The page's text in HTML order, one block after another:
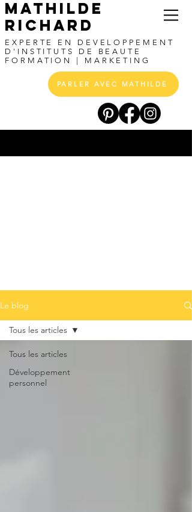
MATHILDE
RICHARD
EXPERTE EN DEVELOPPEMENT
D'INSTITUTS DE BEAUTE
FORMATION | MARKETING
PARLER AVEC MATHILDE
Le blog
Tous les articles
Développement
personnel
Tous les articles